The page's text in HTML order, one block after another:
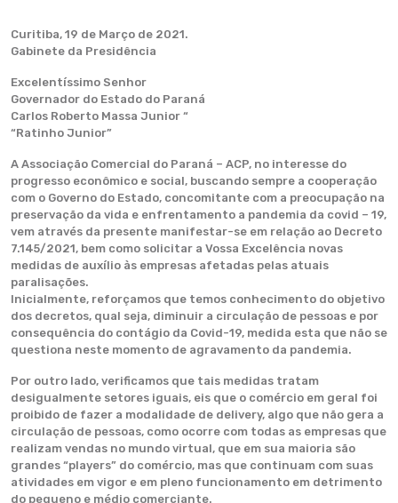
Curitiba, 19 de Março de 2021.
Gabinete da Presidência
Excelentíssimo Senhor
Governador do Estado do Paraná
Carlos Roberto Massa Junior “
“Ratinho Junior”
A Associação Comercial do Paraná – ACP, no interesse do
progresso econômico e social, buscando sempre a cooperação
com o Governo do Estado, concomitante com a preocupação na
preservação da vida e enfrentamento a pandemia da covid – 19,
vem através da presente manifestar-se em relação ao Decreto
7.145/2021, bem como solicitar a Vossa Excelência novas
medidas de auxílio às empresas afetadas pelas atuais
paralisações.
Inicialmente, reforçamos que temos conhecimento do objetivo
dos decretos, qual seja, diminuir a circulação de pessoas e por
consequência do contágio da Covid-19, medida esta que não se
questiona neste momento de agravamento da pandemia.
​Por outro lado, verificamos que tais medidas tratam
desigualmente setores iguais, eis que o comércio em geral foi
proibido de fazer a modalidade de delivery, algo que não gera a
circulação de pessoas, como ocorre com todas as empresas que
realizam vendas no mundo virtual, que em sua maioria são
grandes “players” do comércio, mas que continuam com suas
atividades em vigor e em pleno funcionamento em detrimento
do pequeno e médio comerciante.